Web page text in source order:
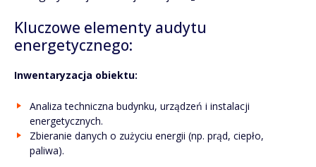
Kluczowe elementy audytu
energetycznego:
Inwentaryzacja obiektu:
Analiza techniczna budynku, urządzeń i instalacji
energetycznych.
Zbieranie danych o zużyciu energii (np. prąd, ciepło,
paliwa).